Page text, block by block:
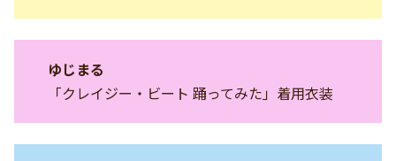
ゆじまる
「クレイジー・ビート 踊ってみた」着用衣装